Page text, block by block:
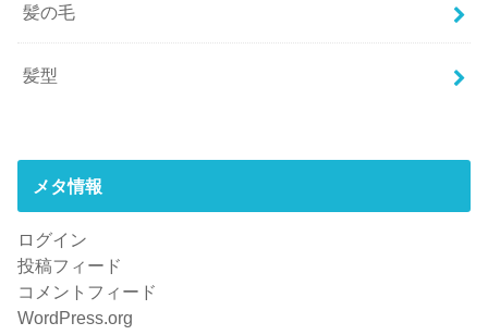
髪の毛
髪型
メタ情報
ログイン
投稿フィード
コメントフィード
WordPress.org